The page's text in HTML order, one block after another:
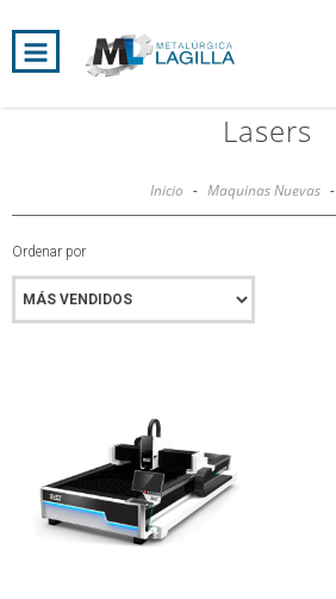
Lasers
Inicio - Maquinas Nuevas -
Ordenar por